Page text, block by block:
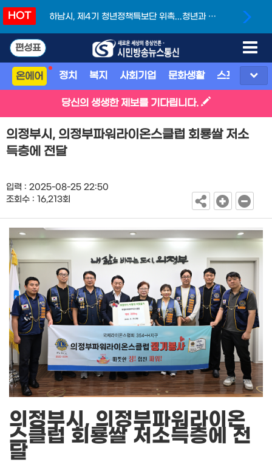
HOT
하남시, 제4기 청년정책특보단 위촉...청년과 함
편성표
온에어 정치 복지 사회기업 문화생활 스포츠 지
당신의 생생한 제보를 기다립니다.
의정부시, 의정부파워라이온스클럽 회룡쌀 저소
득층에 전달
입력 : 2025-08-25 22:50
조회수 : 16,213회
의정부시, 의정부파워라이온
스클럽 회룡쌀 저소득층에 전
달